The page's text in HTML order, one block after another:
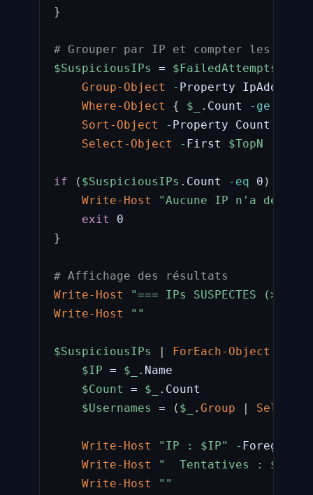
}
# Grouper par IP et compter les
$SuspiciousIPs
= $FailedAttempts
Group-Object
- Property IpAddress
Where-Object
{ $_ . Count -ge
Sort-Object
- Property Count
Select-Object
- First $TopN
if ( $SuspiciousIPs . Count -eq 0 )
Write-Host
"Aucune IP n'a
exit
}
# Affichage des résultats
Write-Host
"=== IPs SUSPECTES (>=
Write-Host
""
$SuspiciousIPs | ForEach-Object
$IP = $_ . Name
$Count
= $_ . Count
$Usernames
= ( $_ . Group | Select-
Write-Host "IP : $IP" -
Write-Host
"  Tentatives : $Count
Write-Host
""